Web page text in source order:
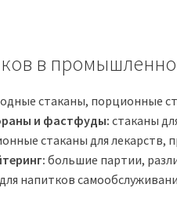
в
стаканы, порционные
и фастфуды:стаканы
стаканы для лекарств,
большие партии,
напитков